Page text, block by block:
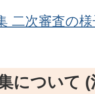
二次審査の
について